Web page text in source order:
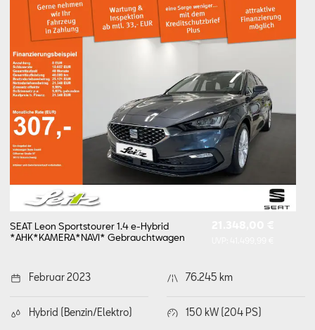
SEAT Leon Sportstourer 1.4 e-Hybrid
*AHK*KAMERA*NAVI* Gebrauchtwagen
Februar 2023 76.245 km
Hybrid (Benzin/Elektro) 150 kW (204 PS)